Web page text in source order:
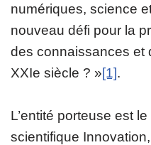
numériques, science
nouveau défi pour la
des connaissances et
XXIe siècle ? »[1].
L’entité porteuse est
scientifique